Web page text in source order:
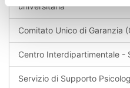
universitaria
Comitato Unico di Garanzia
Centro Interdipartimentale -
Servizio di Supporto